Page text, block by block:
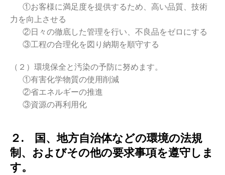
①お客様に満足度を提供するため、高い品質、技術
力を向上させる
②日々の徹底した管理を行い、不良品をゼロにする
③工程の合理化を図り納期を順守する
（２）環境保全と汚染の予防に努めます。
①有害化学物質の使用削減
②省エネルギーの推進
③資源の再利用化
２. 国、地方自治体などの環境の法規
制、およびその他の要求事項を遵守しま
す。